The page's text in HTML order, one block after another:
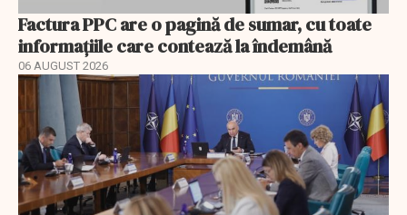
Factura PPC are o pagină de sumar, cu toate
informațiile care contează la îndemână
06 AUGUST 2026